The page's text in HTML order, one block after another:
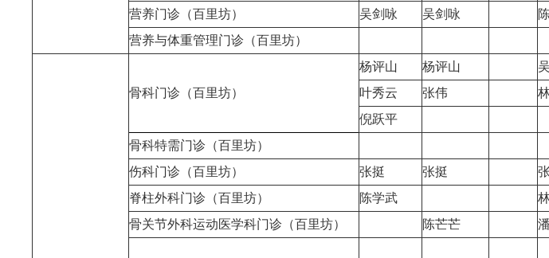
营养门诊（百里坊）
吴剑咏 吴剑咏
营养与体重管理门诊（百里坊）
骨科门诊（百里坊）
杨评山 杨评山
叶秀云
张伟
倪跃平
骨科特需门诊（百里坊）
伤科门诊（百里坊）
张挺 张挺
脊柱外科门诊（百里坊）
陈学武
骨关节外科运动医学科门诊（百里坊）
陈芒芒